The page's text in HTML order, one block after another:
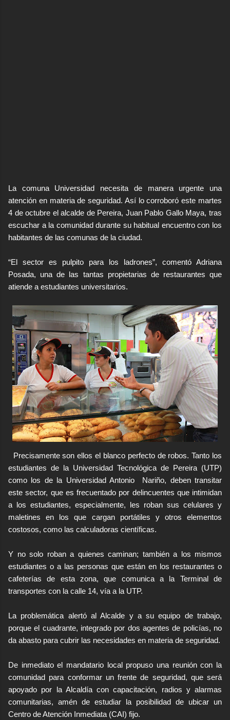
La comuna Universidad necesita de manera urgente una
atención en materia de seguridad. Así lo corroboró este martes
4 de octubre el alcalde de Pereira, Juan Pablo Gallo Maya, tras
escuchar a la comunidad durante su habitual encuentro con los
habitantes de las comunas de la ciudad.
“El sector es pulpito para los ladrones”, comentó Adriana
Posada, una de las tantas propietarias de restaurantes que
atiende a estudiantes universitarios.
Precisamente son ellos el blanco perfecto de robos. Tanto los
estudiantes de la Universidad Tecnológica de Pereira (UTP)
como los de la Universidad Antonio
Nariño, deben transitar
este sector, que es frecuentado por delincuentes que intimidan
a los estudiantes, especialmente, les roban sus celulares y
maletines en los que cargan portátiles y otros elementos
costosos, como las calculadoras científicas.
Y no solo roban a quienes caminan; también a los mismos
estudiantes o a las personas que están en los restaurantes o
cafeterías de esta zona, que comunica a la Terminal de
transportes con la calle 14, vía a la UTP.
La problemática alertó al Alcalde y a su equipo de trabajo,
porque el cuadrante, integrado por dos agentes de policías, no
da abasto para cubrir las necesidades en materia de seguridad.
De inmediato el mandatario local propuso una reunión con la
comunidad para conformar un frente de seguridad, que será
apoyado por la Alcaldía con capacitación, radios y alarmas
comunitarias, amén de estudiar la posibilidad de ubicar un
Centro de Atención Inmediata (CAI) fijo.
economictvpereira at livestream.com